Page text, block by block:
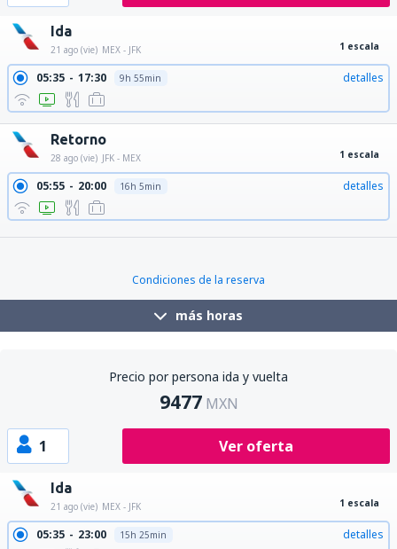
Ida
21 ago (vie) MEX - JFK 1 escala
05:35 17:30 9h 55min detalles
Retorno
28 ago (vie) JFK - MEX 1 escala
05:55 20:00 16h 5min detalles
Condiciones de la reserva
más horas
Precio por persona ida y vuelta
9477 MXN
1 Ver oferta
Ida
21 ago (vie) MEX - JFK 1 escala
05:35 23:00 15h 25min detalles